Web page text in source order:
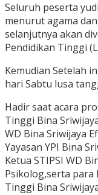
Seluruh peserta
menurut agama
selanjutnya akan
Pendidikan Tinggi
Kemudian Setelah
hari Sabtu lusa
Hadir saat acara
Tinggi Bina
WD Bina Sriwijaya
Yayasan YPI Bina
Ketua STIPSI WD
Psikolog,serta para
Tinggi Bina